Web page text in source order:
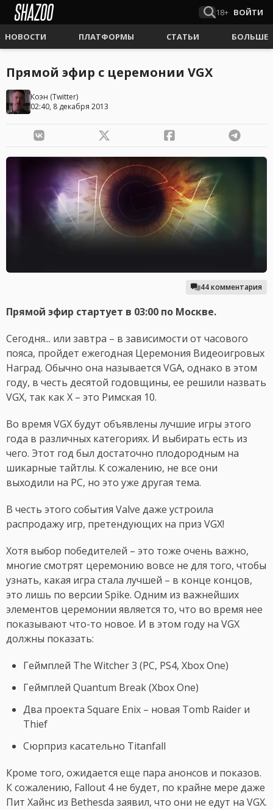
18+ ВОЙТИ
НОВОСТИ ПЛАТФОРМЫ СТАТЬИ БОЛЬШЕ
Прямой эфир с церемонии VGX
Коэн (Twitter)
02:40, 8 декабря 2013
44 комментария
Прямой эфир стартует в 03:00 по Москве.
Сегодня... или завтра – в зависимости от часового
пояса, пройдет ежегодная Церемония Видеоигровых
Наград. Обычно она называется VGA, однако в этом
году, в честь десятой годовщины, ее решили назвать
VGX, так как X – это Римская 10.
Во время VGX будут объявлены лучшие игры этого
года в различных категориях. И выбирать есть из
чего. Этот год был достаточно плодородным на
шикарные тайтлы. К сожалению, не все они
выходили на PC, но это уже другая тема.
В честь этого события Valve даже устроила
распродажу игр, претендующих на приз VGX!
Хотя выбор победителей – это тоже очень важно,
многие смотрят церемонию вовсе не для того, чтобы
узнать, какая игра стала лучшей – в конце концов,
это лишь по версии Spike. Одним из важнейших
элементов церемонии является то, что во время нее
показывают что-то новое. И в этом году на VGX
должны показать:
Геймплей The Witcher 3 (PC, PS4, Xbox One)
Геймплей Quantum Break (Xbox One)
Два проекта Square Enix – новая Tomb Raider и
Thief
Сюрприз касательно Titanfall
Кроме того, ожидается еще пара анонсов и показов.
К сожалению, Fallout 4 не будет, по крайне мере даже
Пит Хайнс из Bethesda заявил, что они не едут на VGX.